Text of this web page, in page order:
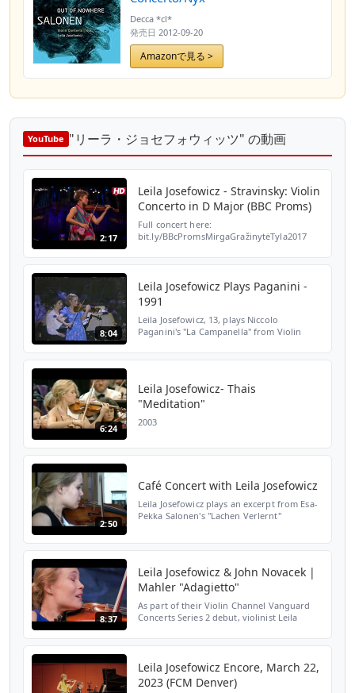
Decca *cl*
発売日 2012-09-20
Amazonで見る >
YouTube "リーラ・ジョセフォウィッツ" の動画
2:17
Leila Josefowicz - Stravinsky: Violin
Concerto in D Major (BBC Proms)
Full concert here:
bit.ly/BBcPromsMirgaGražinytėTyla2017
8:04
Leila Josefowicz Plays Paganini -
1991
Leila Josefowicz, 13, plays Niccolo
Paganini's "La Campanella" from Violin
6:24
Leila Josefowicz- Thais
"Meditation"
2003
2:50
Café Concert with Leila Josefowicz
Leila Josefowicz plays an excerpt from Esa-
Pekka Salonen's "Lachen Verlernt"
8:37
Leila Josefowicz & John Novacek |
Mahler "Adagietto"
As part of their Violin Channel Vanguard
Concerts Series 2 debut, violinist Leila
Leila Josefowicz Encore, March 22,
2023 (FCM Denver)